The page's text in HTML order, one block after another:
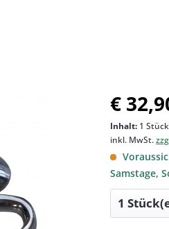
€
Inhalt: 1 Stück
inkl. MwSt.
Samstage,